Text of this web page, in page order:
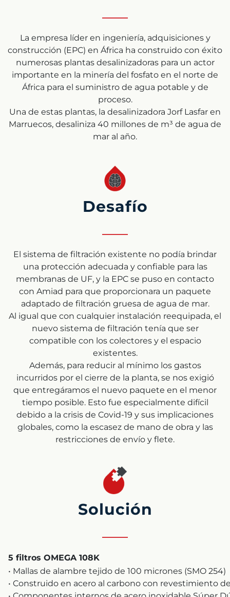
La empresa líder en ingeniería, adquisiciones y
construcción (EPC) en África ha construido con éxito
numerosas plantas desalinizadoras para un actor
importante en la minería del fosfato en el norte de
África para el suministro de agua potable y de
proceso.
Una de estas plantas, la desalinizadora Jorf Lasfar en
Marruecos, desaliniza 40 millones de m³ de agua de
mar al año.
Desafío
El sistema de filtración existente no podía brindar
una protección adecuada y confiable para las
membranas de UF, y la EPC se puso en contacto
con Amiad para que proporcionara un paquete
adaptado de filtración gruesa de agua de mar.
Al igual que con cualquier instalación reequipada, el
nuevo sistema de filtración tenía que ser
compatible con los colectores y el espacio
existentes.
Además, para reducir al mínimo los gastos
incurridos por el cierre de la planta, se nos exigió
que entregáramos el nuevo paquete en el menor
tiempo posible. Esto fue especialmente difícil
debido a la crisis de Covid-19 y sus implicaciones
globales, como la escasez de mano de obra y las
restricciones de envío y flete.
Solución
5 filtros OMEGA 108K
• Mallas de alambre tejido de 100 micrones (SMO 254)
• Construido en acero al carbono con revestimiento